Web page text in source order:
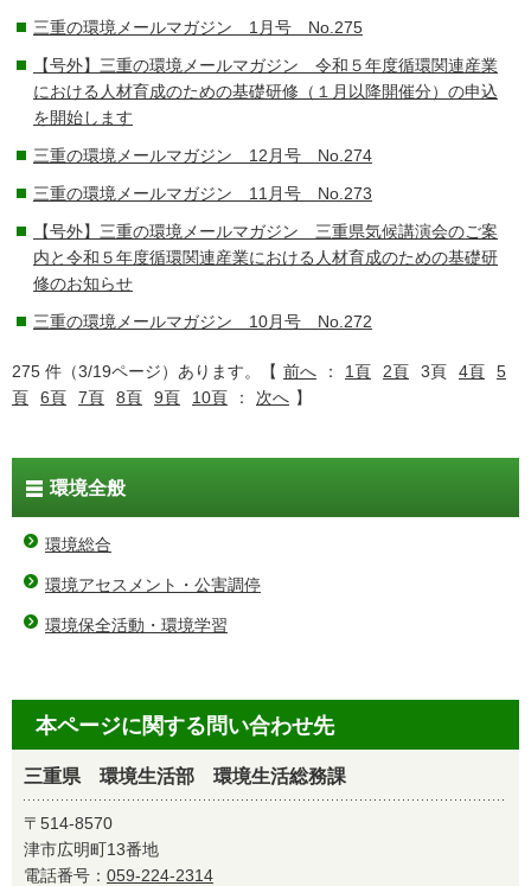
三重の環境メールマガジン 1月号 No.275
【号外】三重の環境メールマガジン 令和５年度循環関連産業
における人材育成のための基礎研修（１月以降開催分）の申込
を開始します
三重の環境メールマガジン 12月号 No.274
三重の環境メールマガジン 11月号 No.273
【号外】三重の環境メールマガジン 三重県気候講演会のご案
内と令和５年度循環関連産業における人材育成のための基礎研
修のお知らせ
三重の環境メールマガジン 10月号 No.272
275 件（3/19ページ）あります。【 前へ ： 1頁 2頁 3頁 4頁
5
頁
6頁 7頁 8頁 9頁 10頁 ： 次へ 】
環境全般
環境総合
環境アセスメント・公害調停
環境保全活動・環境学習
本ページに関する問い合わせ先
三重県 環境生活部 環境生活総務課
〒514-8570
津市広明町13番地
電話番号： 059-224-2314